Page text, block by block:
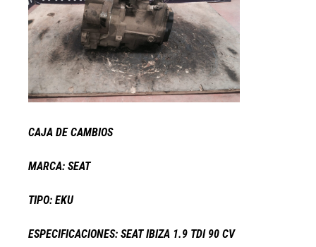
CAJA DE CAMBIOS
MARCA: SEAT
TIPO: EKU
ESPECIFICACIONES: SEAT IBIZA 1.9 TDI 90 CV